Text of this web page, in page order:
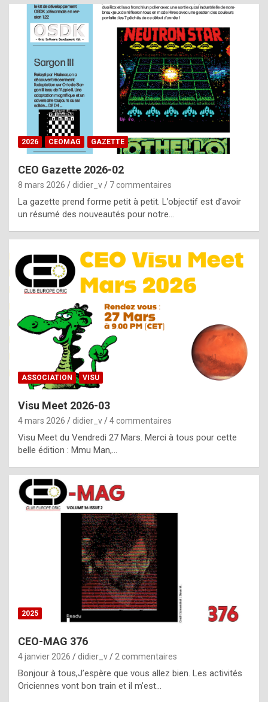
o
m
m
a
y
b
e
b
y
g
e
n
u
i
n
e
R
o
p
l
c
h
i
s
t
o
r
p
e
c
2026 CEOMAG GAZETTE
CEO Gazette 2026-02
8 mars 2026 didier_v 7 commentaires
La gazette prend forme petit à petit. L’objectif est d’avoir
un résumé des nouveautés pour notre…
ASSOCIATION VISU
Visu Meet 2026-03
4 mars 2026 didier_v 4 commentaires
Visu Meet du Vendredi 27 Mars. Merci à tous pour cette
belle édition : Mmu Man,…
2025
CEO-MAG 376
4 janvier 2026 didier_v 2 commentaires
Bonjour à tous,J’espère que vous allez bien. Les activités
Oriciennes vont bon train et il m’est…